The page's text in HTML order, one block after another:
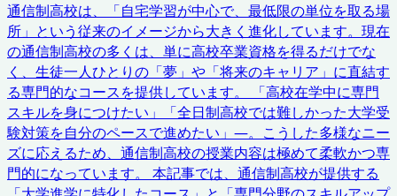
通信制高校は、「自宅学習が中心で、最低限の単位を取る場
所」という従来のイメージから大きく進化しています。現在
の通信制高校の多くは、単に高校卒業資格を得るだけでな
く、生徒一人ひとりの「夢」や「将来のキャリア」に直結す
る専門的なコースを提供しています。 「高校在学中に専門
スキルを身につけたい」「全日制高校では難しかった大学受
験対策を自分のペースで進めたい」—。こうした多様なニー
ズに応えるため、通信制高校の授業内容は極めて柔軟かつ専
門的になっています。 本記事では、通信制高校が提供する